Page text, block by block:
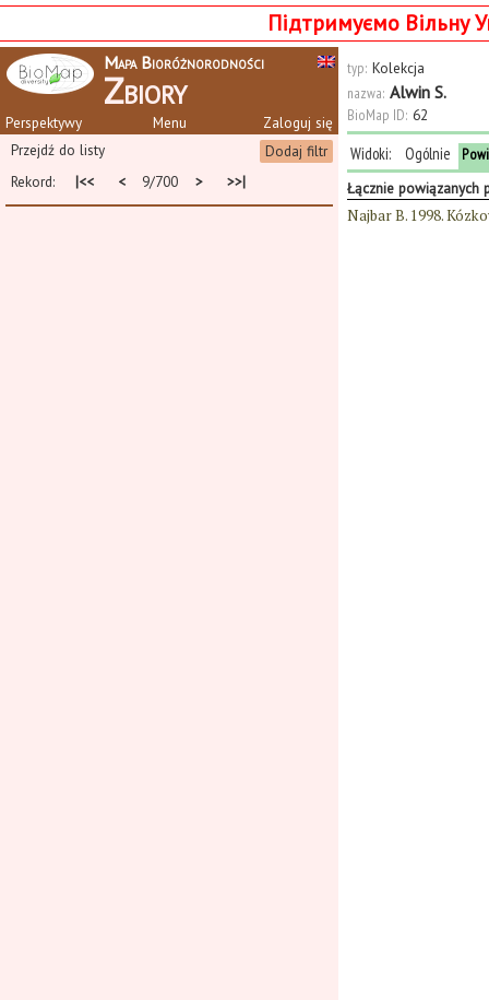
Підтримуємо Вільну
Mapa Bioróżnorodności
Zbiory
Perspektywy Zaloguj się
Menu
Dodaj filtr
Przejdź do listy
Rekord:
|<< < 9/700 > >>|
typ: Kolekcja
nazwa: Alwin S.
BioMap ID: 62
Widoki: Ogólnie
Łącznie powiązanych
Najbar B. 1998.